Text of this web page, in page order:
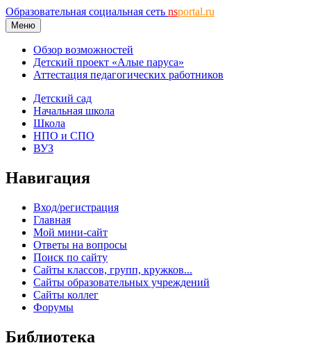
Образовательная социальная сеть nsportal.ru
Меню
Обзор возможностей
Детский проект «Алые паруса»
Аттестация педагогических работников
Детский сад
Начальная школа
Школа
НПО и СПО
ВУЗ
Навигация
Вход/регистрация
Главная
Мой мини-сайт
Ответы на вопросы
Поиск по сайту
Сайты классов, групп, кружков...
Сайты образовательных учреждений
Сайты коллег
Форумы
Библиотека